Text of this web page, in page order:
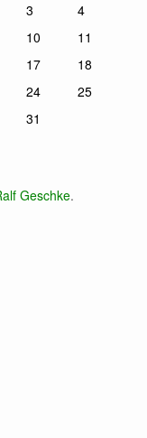
3
4
10
11
17
18
24
25
31
Geschke.